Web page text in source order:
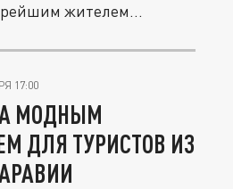
жителем...
17:00
МОДНЫМ
ДЛЯ ТУРИСТОВ ИЗ